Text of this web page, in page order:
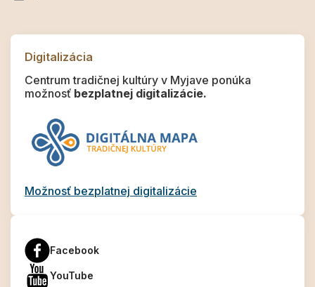
Digitalizácia
Centrum tradičnej kultúry v Myjave ponúka
možnosť bezplatnej digitalizácie.
Možnosť bezplatnej digitalizácie
Facebook
YouTube